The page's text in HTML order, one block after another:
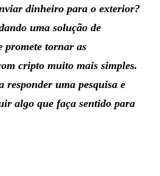
dinheiro para o exterior?
uma solução de
promete tornar as
cripto muito mais simples.
responder uma pesquisa e
algo que faça sentido para